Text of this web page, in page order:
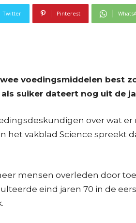
Twitter Pinterest
voedingsmiddelen best
suiker dateert nog uit de
over wat er
vakblad Science spreekt
mensen overleden door
eind jaren 70 in de